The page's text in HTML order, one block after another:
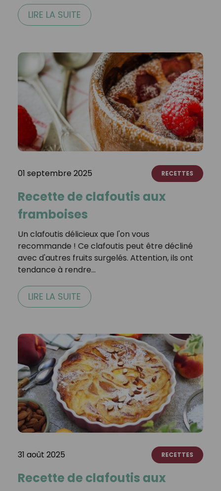
LIRE LA SUITE
01 septembre 2025 RECETTES
Recette de clafoutis aux
framboises
Un clafoutis délicieux que l'on vous
recommande ! Ce clafoutis peut être décliné
avec d'autres fruits surgelés. Attention, ils ont
tendance à rendre…
LIRE LA SUITE
31 août 2025 RECETTES
Recette de clafoutis aux